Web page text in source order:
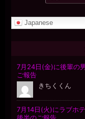
索
象:
Japanese